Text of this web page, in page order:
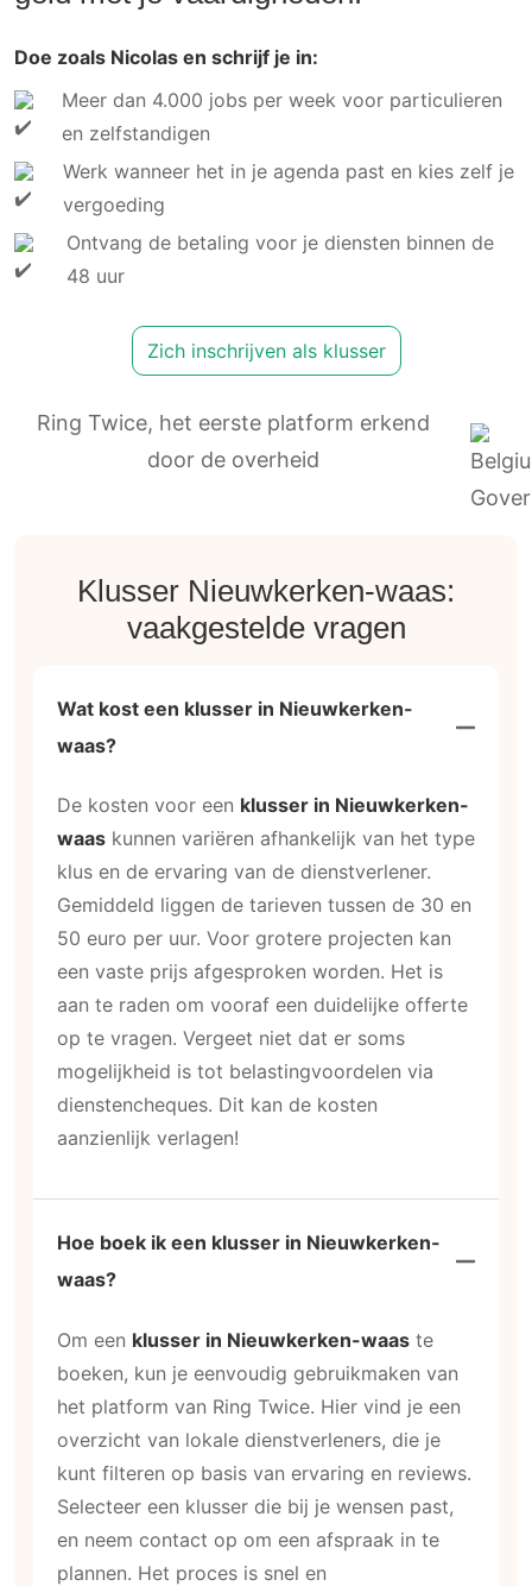
Doe zoals Nicolas en schrijf je in:
Meer dan 4.000 jobs per week voor particulieren
en zelfstandigen
Werk wanneer het in je agenda past en kies zelf je
vergoeding
Ontvang de betaling voor je diensten binnen de
48 uur
Zich inschrijven als klusser
Ring Twice, het eerste platform erkend
door de overheid
Klusser Nieuwkerken-waas:
vaakgestelde vragen
Wat kost een klusser in Nieuwkerken-
waas?
De kosten voor een klusser in Nieuwkerken-
waas kunnen variëren afhankelijk van het type
klus en de ervaring van de dienstverlener.
Gemiddeld liggen de tarieven tussen de 30 en
50 euro per uur. Voor grotere projecten kan
een vaste prijs afgesproken worden. Het is
aan te raden om vooraf een duidelijke offerte
op te vragen. Vergeet niet dat er soms
mogelijkheid is tot belastingvoordelen via
dienstencheques. Dit kan de kosten
aanzienlijk verlagen!
Hoe boek ik een klusser in Nieuwkerken-
waas?
Om een klusser in Nieuwkerken-waas te
boeken, kun je eenvoudig gebruikmaken van
het platform van Ring Twice. Hier vind je een
overzicht van lokale dienstverleners, die je
kunt filteren op basis van ervaring en reviews.
Selecteer een klusser die bij je wensen past,
en neem contact op om een afspraak in te
plannen. Het proces is snel en